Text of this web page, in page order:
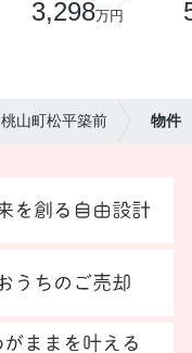
3,298万円
桃山町松平築前 物件